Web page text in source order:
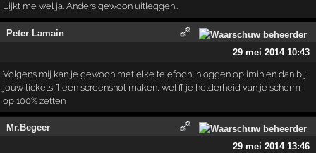
Lijkt me wel ja. Anders gewoon uitleggen..
Peter Lamain
29 mei 2014 10:43
Volgens mij kan je gewoon met elke telefoon inloggen op imin en dan bij
jouw tickets ff een screenshot maken, wel ff je helderheid van je scherm
op 100% zetten
Mr.Begeer
29 mei 2014 13:46